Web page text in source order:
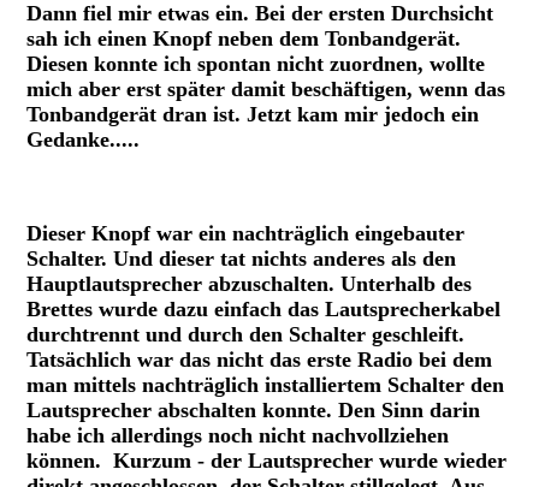
Dann fiel mir etwas ein. Bei der ersten Durchsicht
sah ich einen Knopf neben dem Tonbandgerät.
Diesen konnte ich spontan nicht zuordnen, wollte
mich aber erst später damit beschäftigen, wenn das
Tonbandgerät dran ist. Jetzt kam mir jedoch ein
Gedanke.....
Dieser Knopf war ein nachträglich eingebauter
Schalter. Und dieser tat nichts anderes als den
Hauptlautsprecher abzuschalten. Unterhalb des
Brettes wurde dazu einfach das Lautsprecherkabel
durchtrennt und durch den Schalter geschleift.
Tatsächlich war das nicht das erste Radio bei dem
man mittels nachträglich installiertem Schalter den
Lautsprecher abschalten konnte. Den Sinn darin
habe ich allerdings noch nicht nachvollziehen
können. Kurzum - der Lautsprecher wurde wieder